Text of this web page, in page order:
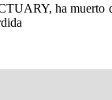
ha muerto